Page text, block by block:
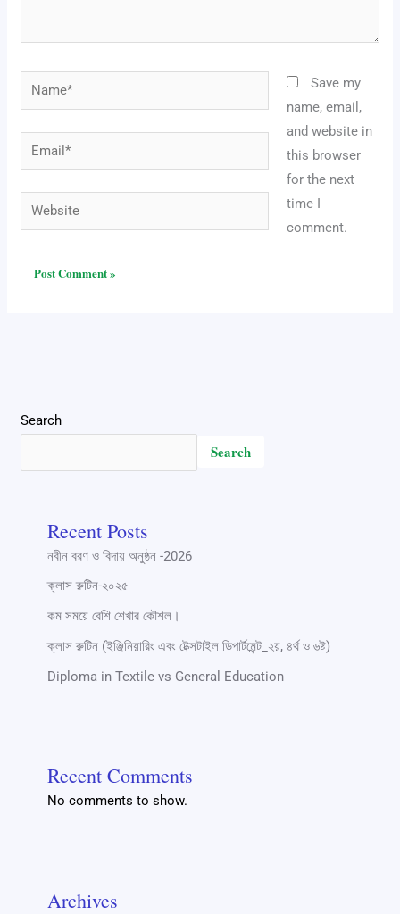
Name*
Email*
Website
Save my
name, email,
and website in
this browser
for the next
time I
comment.
Search
Search
Recent Posts
নবীন বরণ ও বিদায় অনুষ্ঠন -2026
ক্লাস রুটিন-২০২৫
কম সময়ে বেশি শেখার কৌশল।
ক্লাস রুটিন (ইঞ্জিনিয়ারিং এবং টেক্সটাইল ডিপার্টমেন্ট_২য়, ৪র্থ ও ৬ষ্ট)
Diploma in Textile vs General Education
Recent Comments
No comments to show.
Archives